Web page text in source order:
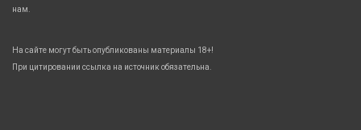
нам.
На сайте могут быть опубликованы материалы 18+!
При цитировании ссылка на источник обязательна.